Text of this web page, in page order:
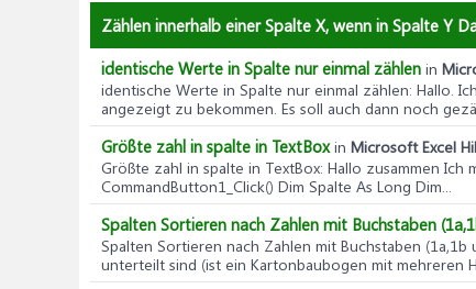
Zählen innerhalb einer Spalte X, wenn in Spalte Y
identische Werte in Spalte nur einmal zählen in
identische Werte in Spalte nur einmal zählen: Hallo.
angezeigt zu bekommen. Es soll auch dann noch
Größte zahl in spalte in TextBoxin Microsoft Excel
Größte zahl in spalte in TextBox: Hallo zusammen Ich
CommandButton1_Click() Dim Spalte As Long Dim...
Spalten Sortieren nach Zahlen mit Buchstaben
Spalten Sortieren nach Zahlen mit Buchstaben (1a,1b
unterteilt sind (ist ein Kartonbaubogen mit mehreren